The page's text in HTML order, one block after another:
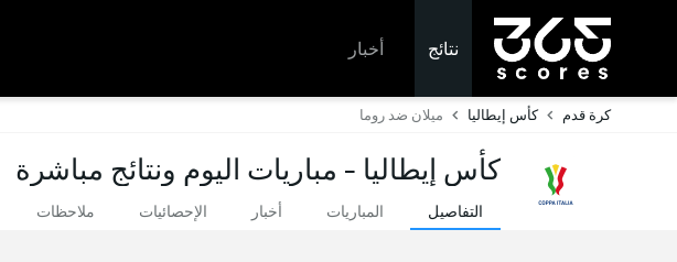
نتائج أخبار
كرة قدم كأس إيطاليا ميلان ضد روما
كأس إيطاليا - مباريات اليوم ونتائج مباشرة
التفاصيل المباريات أخبار الإحصائيات ملاحظات